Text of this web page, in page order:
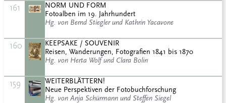
161
NORM UND FORM
Fotoalben im 19. Jahrhundert
Hg. von Bernd Stiegler und Kathrin Yacavone
160
KEEPSAKE / SOUVENIR
Reisen, Wanderungen, Fotografien 1841 bis 1870
Hg. von Herta Wolf und Clara Bolin
159
WEITERBLÄTTERN!
Neue Perspektiven der Fotobuchforschung
Hg. von Anja Schürmann und Steffen Siegel